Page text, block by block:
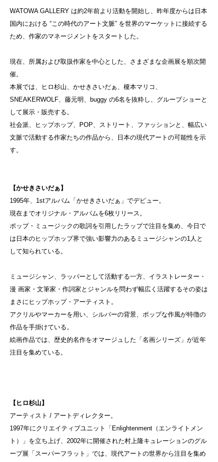
WATOWA GALLERY は約2年前より活動を開始し、昨年度からは日本
国内における “この時代のアート文脈” を世界のマーケットに接続する
ため、作家のマネージメントをスタートした。
現在、所属および取扱作家を中心とした、さまざまな企画展を順次開
催。
本展では、ヒロ杉山、かせきさいだぁ、榎本マリコ、
SNEAKERWOLF、藤元明、buggy の6名を抜粋し、グループショーと
して展示・販売する。
社会派、ヒップホップ、POP、ストリート、ファッションと、幅広い
文脈で活動する作家たちの作品から、日本の現代アートの可能性を示
す。
【かせきさいだぁ】
1995年、1stアルバム「かせきさいだぁ」でデビュー。
現在までオリジナル・アルバムを6枚リリース。
ポップ・ミュージックの歌詞を引用したラップで注目を集め、今日で
は日本のヒップホップ界で強い影響力のあるミュージシャンの1人と
して知られている。
ミュージシャン、ラッパーとして活動する一方、イラストレーター・
漫 画家・文筆家・作詞家とジャンルを問わず幅広く活躍するその姿は
まさにヒップホップ・アーティスト。
アクリルやマーカーを用い、シルバーの背景、ポップな作風が特徴の
作品を手掛けている。
絵画作品では、歴史的名作をオマージュした「名画シリーズ」が近年
注目を集めている。
【ヒロ杉山】
アーティスト / アートディレクター。
1997年にクリエイティブユニット「Enlightenment（エンライトメン
ト）」を立ち上げ、2002年に開催された村上隆キュレーションのグル
ープ展「スーパーフラット」では、現代アートの世界から注目を集め